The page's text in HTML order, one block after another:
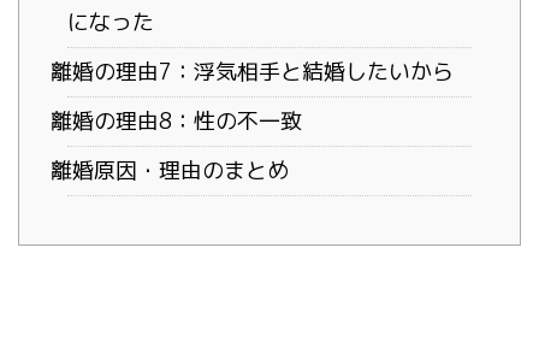
になった
離婚の理由7：浮気相手と結婚したいから
離婚の理由8：性の不一致
離婚原因・理由のまとめ